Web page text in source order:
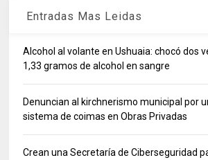
Entradas Mas Leidas
Alcohol al volante en Ushuaia: chocó dos
1,33 gramos de alcohol en sangre
Denuncian al kirchnerismo municipal por
sistema de coimas en Obras Privadas
Crean una Secretaría de Ciberseguridad